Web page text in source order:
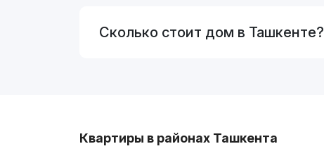
Сколько стоит дом в Ташкенте?
Квартиры в районах Ташкента